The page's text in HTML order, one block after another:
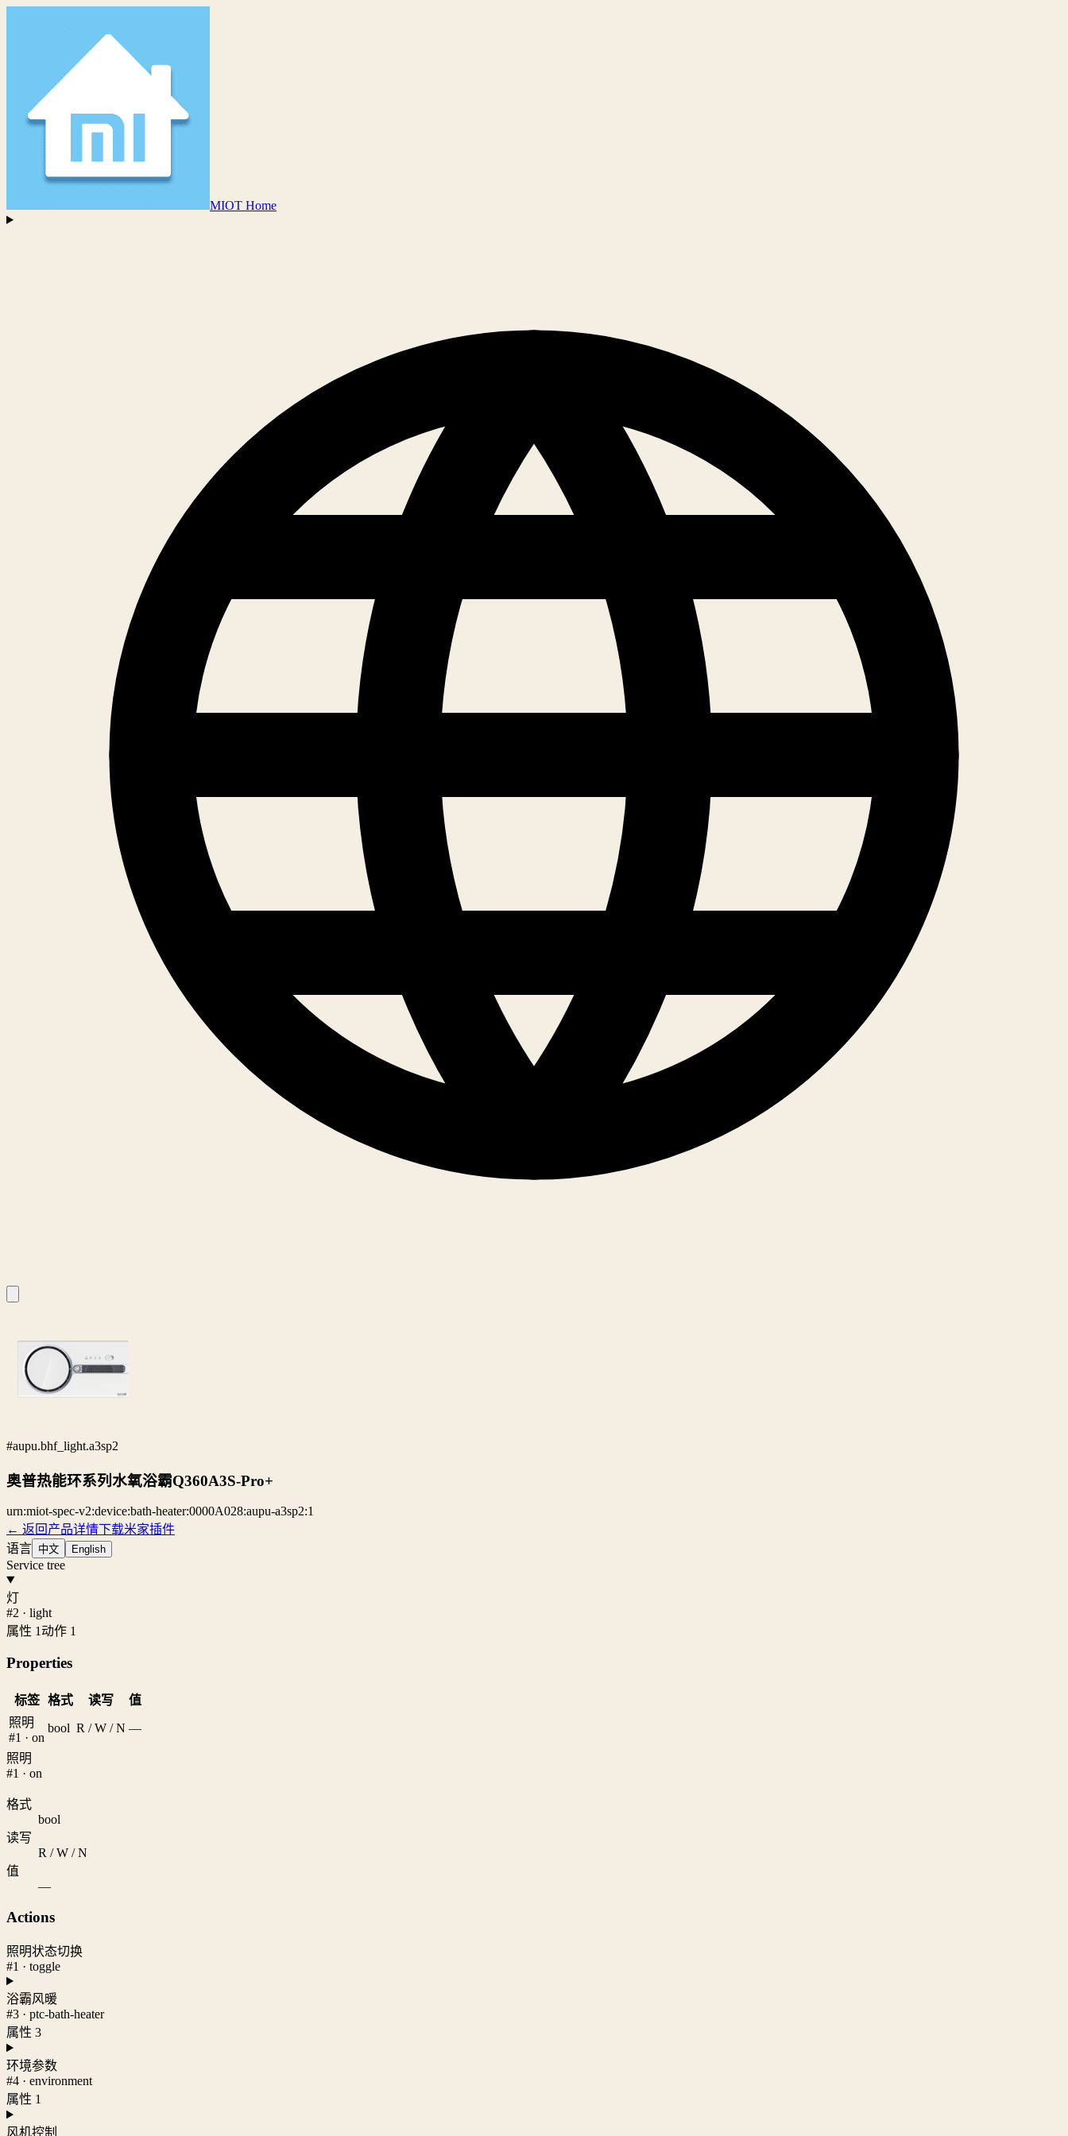
MIOT Home
#aupu.bhf_light.a3sp2
奥普热能环系列水氧浴霸Q360A3S-Pro+
urn:miot-spec-v2:device:bath-heater:0000A028:aupu-a3sp2:1
← 返回产品详情下载米家插件
语言 中文 English
Service tree
灯
#2 · light
属性 1动作 1
Properties
标签 格式 读写
值
照明
#1 · on
bool R / W / N —
照明
#1 · on
格式
bool
读写
R / W / N
值
—
Actions
照明状态切换
#1 · toggle
浴霸风暖
#3 · ptc-bath-heater
属性 3
环境参数
#4 · environment
属性 1
风机控制